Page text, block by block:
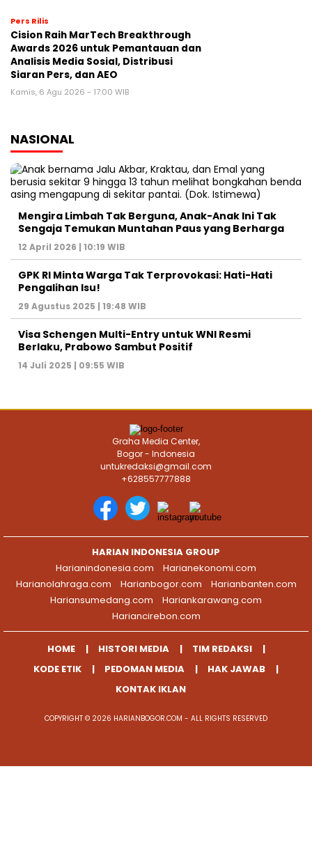
Pers Rilis
Cision Raih MarTech Breakthrough
Awards 2026 untuk Pemantauan dan
Analisis Media Sosial, Distribusi
Siaran Pers, dan AEO
Kamis, 6 Agu 2026 - 17:00 WIB
NASIONAL
Mengira Limbah Tak Berguna, Anak-Anak Ini Tak
Sengaja Temukan Muntahan Paus yang Berharga
12 April 2026 | 10:19 WIB
GPK RI Minta Warga Tak Terprovokasi: Hati-Hati
Pengalihan Isu!
29 Agustus 2025 | 19:48 WIB
Visa Schengen Multi-Entry untuk WNI Resmi
Berlaku, Prabowo Sambut Positif
14 Juli 2025 | 09:55 WIB
Graha Media Center,
Bogor - Indonesia
untukredaksi@gmail.com
+628557777888
HARIAN INDONESIA GROUP
Harianindonesia.com
Harianekonomi.com
Harianolahraga.com
Harianbogor.com
Harianbanten.com
Hariansumedang.com
Hariankarawang.com
Hariancirebon.com
HOME HISTORI MEDIA
TIM REDAKSI
KODE ETIK
PEDOMAN MEDIA
HAK JAWAB
KONTAK IKLAN
COPYRIGHT © 2026 HARIANBOGOR.COM - ALL RIGHTS RESERVED